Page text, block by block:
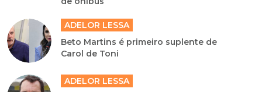
ADELOR LESSA
Beto Martins é primeiro suplente de
Carol de Toni
ADELOR LESSA